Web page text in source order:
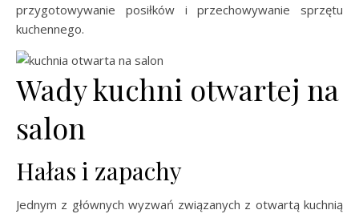
przygotowywanie posiłków i przechowywanie sprzętu
kuchennego.
Wady kuchni otwartej na
salon
Hałas i zapachy
Jednym z głównych wyzwań związanych z otwartą kuchnią